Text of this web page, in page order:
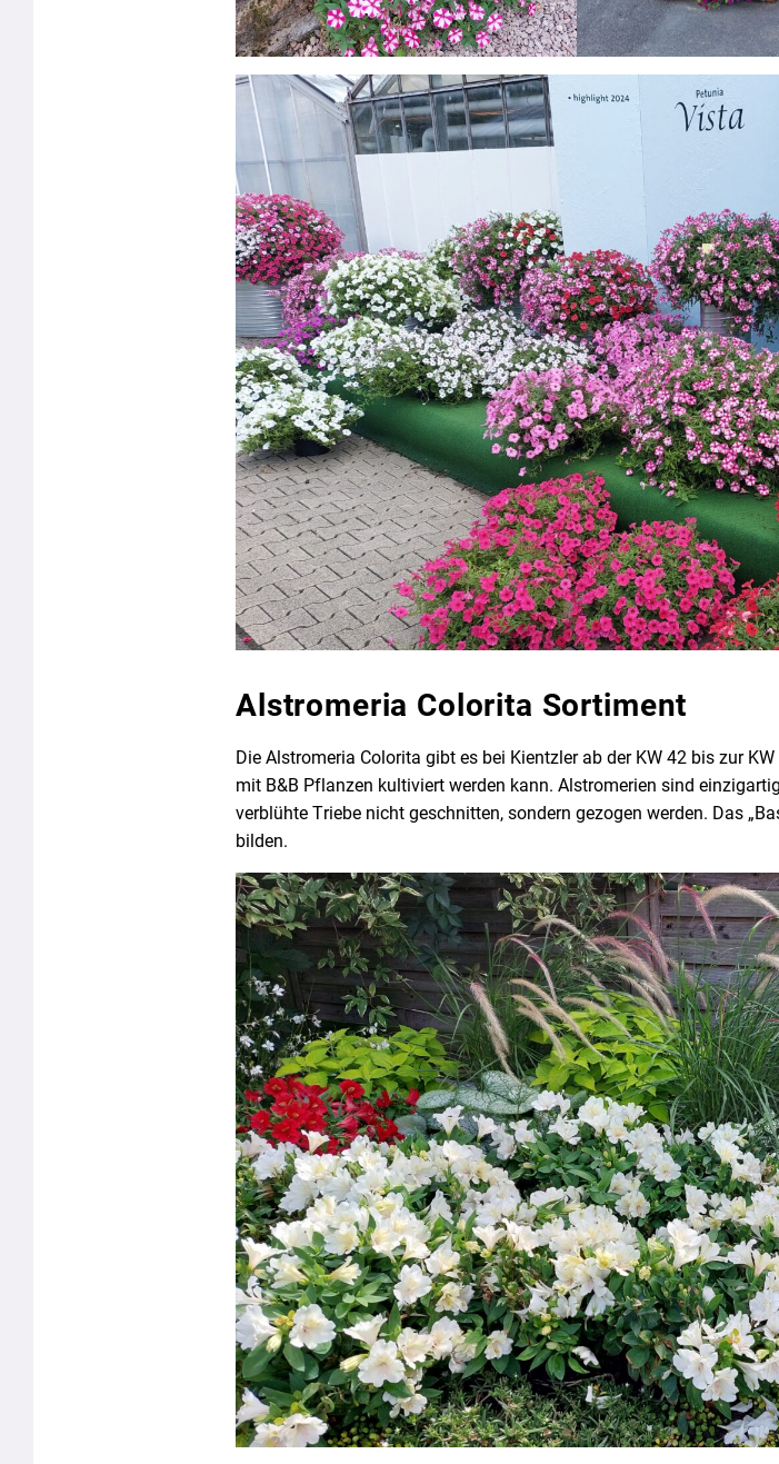
Alstromeria Colorita Sortiment
Die Alstromeria Colorita gibt es bei Kientzler ab der KW 42 bis zur
mit B&B Pflanzen kultiviert werden kann. Alstromerien sind
verblühte Triebe nicht geschnitten, sondern gezogen werden. Das
bilden.